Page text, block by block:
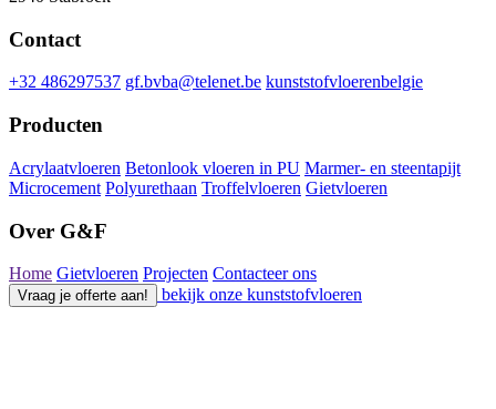
Contact
+32 486297537 gf.bvba@telenet.be kunststofvloerenbelgie
Producten
Acrylaatvloeren Betonlook vloeren in PU Marmer- en steentapijt
Microcement Polyurethaan Troffelvloeren Gietvloeren
Over G&F
Home Gietvloeren Projecten Contacteer ons
Vraag je offerte aan! bekijk onze kunststofvloeren